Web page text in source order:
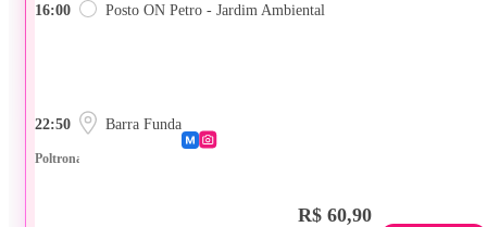
16:00 Posto ON Petro - Jardim Ambiental
22:50 Barra Funda
Poltrona
R$ 60,90